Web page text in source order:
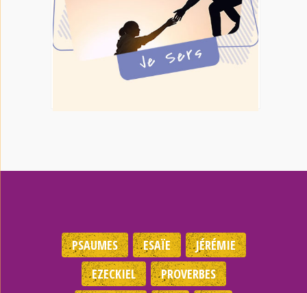
PSAUMES ESAÏE
JÉRÉMIE
EZECKIEL
PROVERBES